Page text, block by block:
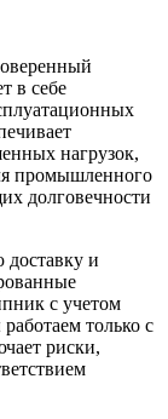
в себе
нагрузок,
промышленного
долговечности
доставку и
с учетом
только с
риски,